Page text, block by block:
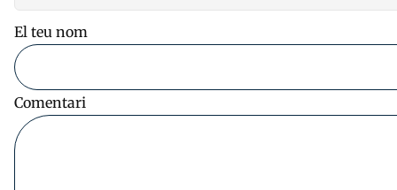
El teu nom
Comentari